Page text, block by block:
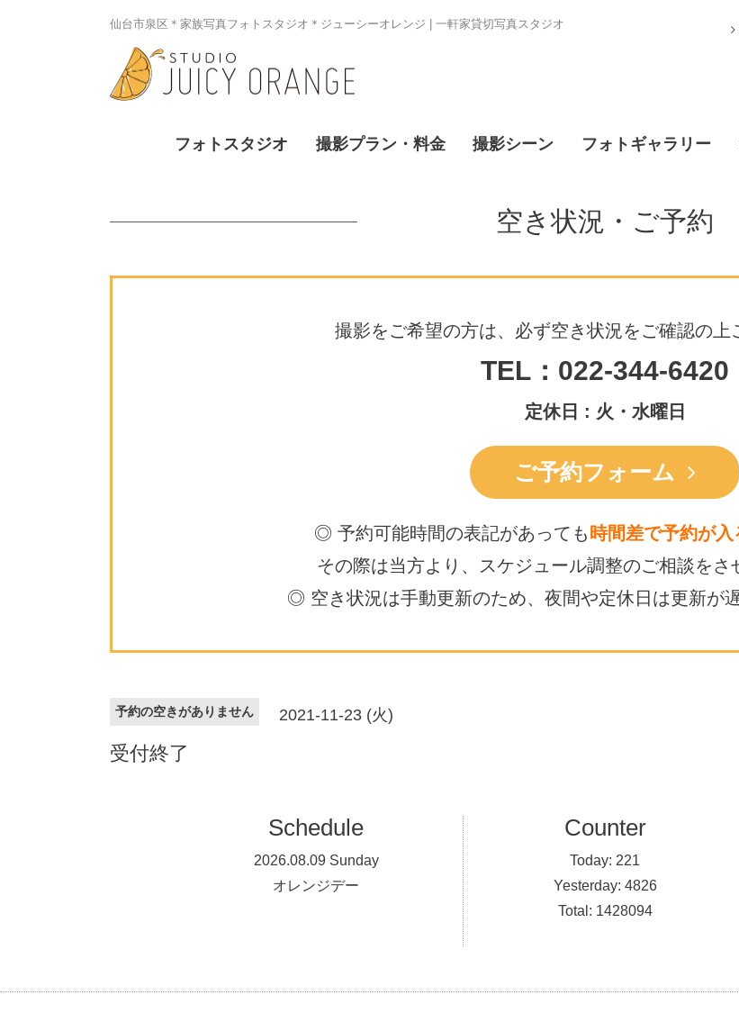
仙台市泉区＊家族写真フォトスタジオ＊ジューシーオレンジ | 一軒家貸切写真スタジオ
フォトスタジオ 撮影プラン・料金 撮影シーン フォトギャラリー
空き状況・ご予約
撮影をご希望の方は、必ず空き状況をご確認の上
TEL：022-344-6420
定休日 : 火・水曜日
ご予約フォーム
◎ 予約可能時間の表記があっても 時間差で予約が入
その際は当方より、スケジュール調整のご相談をさ
◎ 空き状況は手動更新のため、 夜間や定休日は更新が
予約の空きがありません 2021-11-23 (火)
受付終了
Schedule
2026.08.09 Sunday
オレンジデー
Counter
Today: 221
Yesterday: 4826
Total: 1428094